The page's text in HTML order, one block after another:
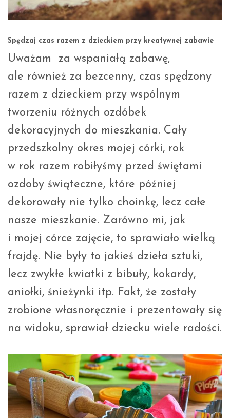
Spędzaj czas razem z dzieckiem przy kreatywnej zabawie
Uważam za wspaniałą zabawę,
ale również za bezcenny, czas spędzony
razem z dzieckiem przy wspólnym
tworzeniu różnych ozdóbek
dekoracyjnych do mieszkania. Cały
przedszkolny okres mojej córki, rok
w rok razem robiłyśmy przed świętami
ozdoby świąteczne, które później
dekorowały nie tylko choinkę, lecz całe
nasze mieszkanie. Zarówno mi, jak
i mojej córce zajęcie, to sprawiało wielką
frajdę. Nie były to jakieś dzieła sztuki,
lecz zwykłe kwiatki z bibuły, kokardy,
aniołki, śnieżynki itp. Fakt, że zostały
zrobione własnoręcznie i prezentowały się
na widoku, sprawiał dziecku wiele radości.